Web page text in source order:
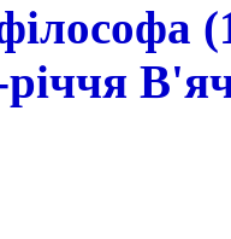
річчя